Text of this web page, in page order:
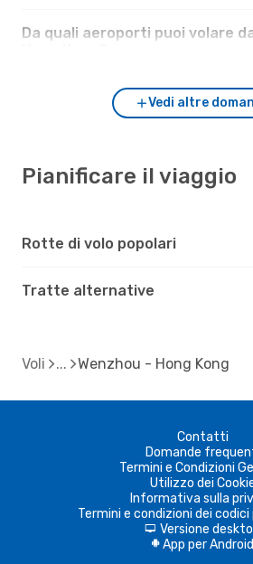
Da quali aeroporti puoi volare
Vedi altre
Pianificare il viaggio
Rotte di volo popolari
Tratte alternative
Voli Wenzhou - Hong Kong
Contatti
Domande
Termini e Condizioni
Utilizzo dei
Informativa sulla
Termini e condizioni dei
d Versione
A App per Android